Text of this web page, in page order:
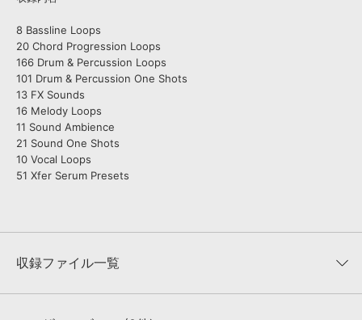
8 Bassline Loops
20 Chord Progression Loops
166 Drum & Percussion Loops
101 Drum & Percussion One Shots
13 FX Sounds
16 Melody Loops
11 Sound Ambience
21 Sound One Shots
10 Vocal Loops
51 Xfer Serum Presets
収録ファイル一覧